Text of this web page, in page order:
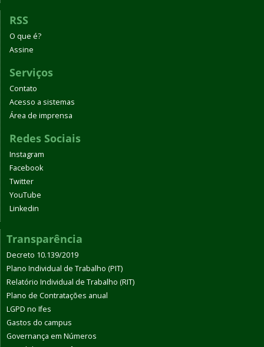
RSS
O que é?
Assine
Serviços
Contato
Acesso a sistemas
Área de imprensa
Redes Sociais
Instagram
Facebook
Twitter
YouTube
Linkedin
Transparência
Decreto 10.139/2019
Plano Individual de Trabalho (PIT)
Relatório Individual de Trabalho (RIT)
Plano de Contratações anual
LGPD no Ifes
Gastos do campus
Governança em Números